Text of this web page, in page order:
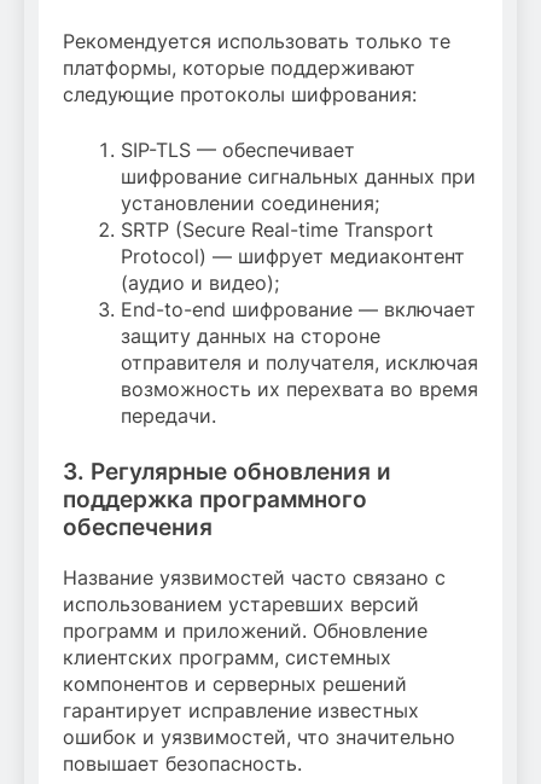
Рекомендуется использовать только те
платформы, которые поддерживают
следующие протоколы шифрования:
SIP-TLS — обеспечивает
шифрование сигнальных данных при
установлении соединения;
SRTP (Secure Real-time Transport
Protocol) — шифрует медиаконтент
(аудио и видео);
End-to-end шифрование — включает
защиту данных на стороне
отправителя и получателя, исключая
возможность их перехвата во время
передачи.
3. Регулярные обновления и
поддержка программного
обеспечения
Название уязвимостей часто связано с
использованием устаревших версий
программ и приложений. Обновление
клиентских программ, системных
компонентов и серверных решений
гарантирует исправление известных
ошибок и уязвимостей, что значительно
повышает безопасность.